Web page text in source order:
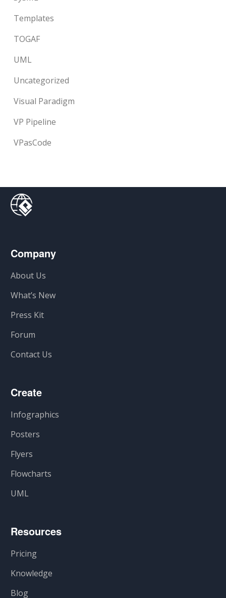
Templates
TOGAF
UML
Uncategorized
Visual Paradigm
VP Pipeline
VPasCode
Company
About Us
What’s New
Press Kit
Forum
Contact Us
Create
Infographics
Posters
Flyers
Flowcharts
UML
Resources
Pricing
Knowledge
Blog